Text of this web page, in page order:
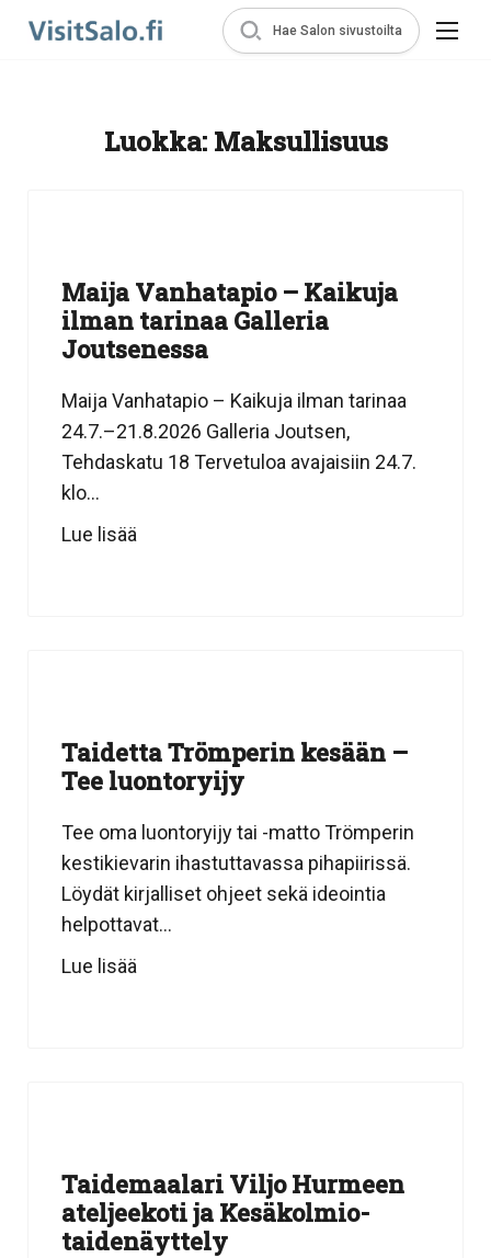
Hae Salon sivustoilta
Luokka: Maksullisuus
Maija Vanhatapio – Kaikuja
ilman tarinaa Galleria
Joutsenessa
Maija Vanhatapio – Kaikuja ilman tarinaa
24.7.–21.8.2026 Galleria Joutsen,
Tehdaskatu 18 Tervetuloa avajaisiin 24.7.
klo...
Lue lisää
Taidetta Trömperin kesään –
Tee luontoryijy
Tee oma luontoryijy tai -matto Trömperin
kestikievarin ihastuttavassa pihapiirissä.
Löydät kirjalliset ohjeet sekä ideointia
helpottavat...
Lue lisää
Taidemaalari Viljo Hurmeen
ateljeekoti ja Kesäkolmio-
taidenäyttely